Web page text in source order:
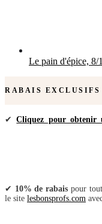
Le pain d'épice, 8/
RABAIS EXCLUSIFS
✔Cliquez pour obtenir
✔ 10% de rabais pour
le site lesbonsprofs.com